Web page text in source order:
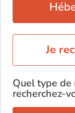
Je
Quel type de
recherchez-